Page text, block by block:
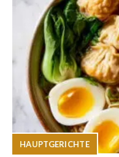
HAUPTGERICHTE